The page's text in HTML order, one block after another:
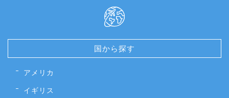
国から探す
アメリカ
イギリス